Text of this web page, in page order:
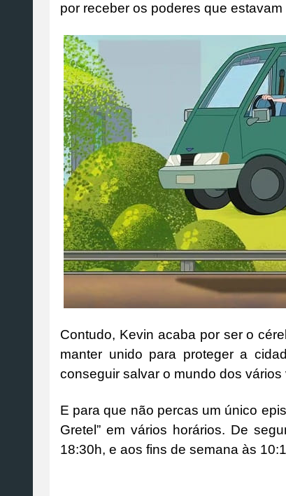
por receber os poderes que
Contudo, Kevin acaba por ser o
manter unido para proteger a
conseguir salvar o mundo dos
E para que não percas um único
Gretel” em vários horários. De
18:30h, e aos fins de semana às